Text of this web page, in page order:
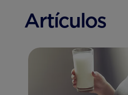
Artículos